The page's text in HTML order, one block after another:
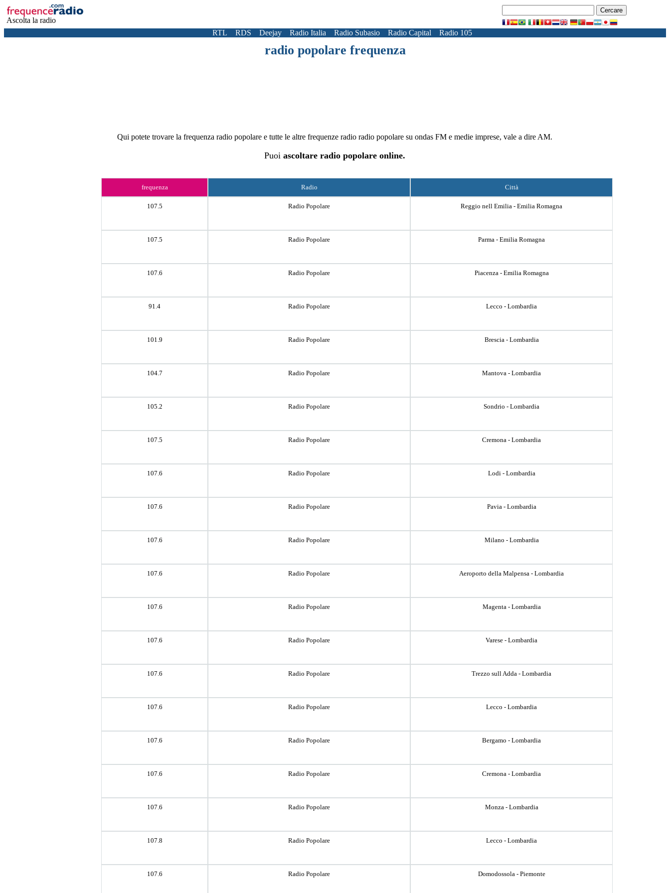
Ascolta la radio
RTL
RDS Deejay Radio Italia Radio Subasio Radio Capital Radio 105
radio popolare frequenza
Qui potete trovare la frequenza radio popolare e tutte le altre frequenze radio radio popolare su ondas FM e medie imprese, vale a dire AM.
Puoiascoltareradio popolare online.
frequenza Radio Città
107.5 Radio Popolare Reggio nell Emilia - Emilia Romagna
107.5 Radio Popolare Parma - Emilia Romagna
107.6 Radio Popolare Piacenza - Emilia Romagna
91.4 Radio Popolare Lecco - Lombardia
101.9 Radio Popolare Brescia - Lombardia
104.7 Radio Popolare Mantova - Lombardia
105.2 Radio Popolare Sondrio - Lombardia
107.5 Radio Popolare Cremona - Lombardia
107.6 Radio Popolare Lodi - Lombardia
107.6 Radio Popolare Pavia - Lombardia
107.6 Radio Popolare Milano - Lombardia
107.6 Radio Popolare Aeroporto della Malpensa - Lombardia
107.6 Radio Popolare Magenta - Lombardia
107.6 Radio Popolare Varese - Lombardia
107.6 Radio Popolare Trezzo sull Adda - Lombardia
107.6 Radio Popolare Lecco - Lombardia
107.6 Radio Popolare Bergamo - Lombardia
107.6 Radio Popolare Cremona - Lombardia
107.6 Radio Popolare Monza - Lombardia
107.8 Radio Popolare Lecco - Lombardia
107.6 Radio Popolare Domodossola - Piemonte